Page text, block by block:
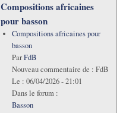
Compositions africaines
pour basson
Compositions africaines pour
basson
ParFdB
Nouveau commentaire de : FdB
Le : 06/04/2026 - 21:01
Dans le forum :
Basson